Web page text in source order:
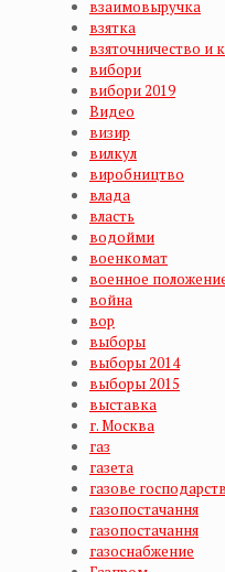
взаимовыручка
взятка
взяточничество и
вибори
вибори 2019
Видео
визир
вилкул
виробництво
влада
власть
водойми
военкомат
военное
война
вор
выборы
выборы 2014
выборы 2015
выставка
г. Москва
газ
газета
газове
газопостачання
газопостачання
газоснабжение